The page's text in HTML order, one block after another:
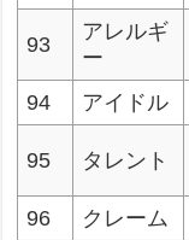
93
アレルギ
ー
94 アイドル
95 タレント
96
クレーム